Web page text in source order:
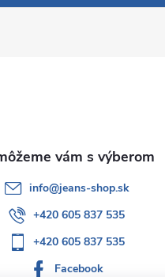
info@jeans-shop.sk
+420 605 837 535
+420 605 837 535
Facebook